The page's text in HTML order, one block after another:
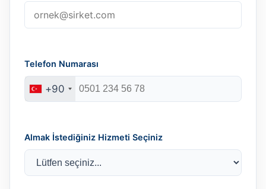
Telefon Numarası
+90
Almak İstediğiniz Hizmeti Seçiniz